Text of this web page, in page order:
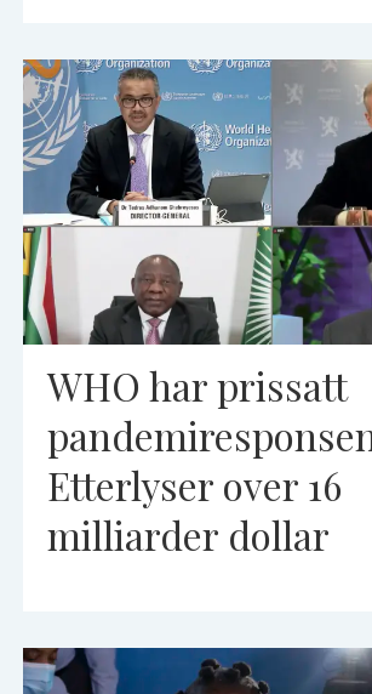
WHO har prissatt
Etterlyser over 16
milliarder dollar